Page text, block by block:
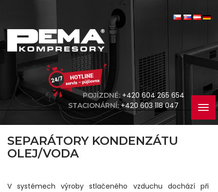
POJÍZDNÉ: +420 604 265 654
STACIONÁRNÍ:+420 603 118 047
SEPARÁTORY KONDENZÁTU
OLEJ/VODA
V systémech výroby stlačeného vzduchu dochází při